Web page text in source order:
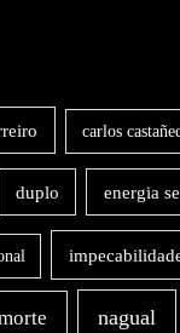
carlos
duplo energia
nagual